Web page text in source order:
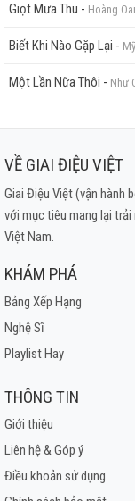
Giọt Mưa Thu - Hoàng
Biết Khi Nào Gặp Lại -
Một Lần Nữa Thôi - Như
VỀ GIAI ĐIỆU VIỆT
Giai Điệu Việt (vận hành
với mục tiêu mang lại
Việt Nam.
KHÁM PHÁ
Bảng Xếp Hạng
Nghệ Sĩ
Playlist Hay
THÔNG TIN
Giới thiệu
Liên hệ & Góp ý
Điều khoản sử dụng